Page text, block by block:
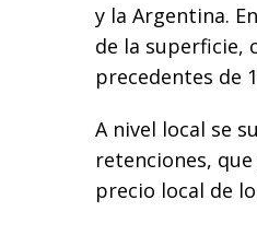
y la Argentina.
de la superficie,
precedentes de
A nivel local se
retenciones,
precio local de